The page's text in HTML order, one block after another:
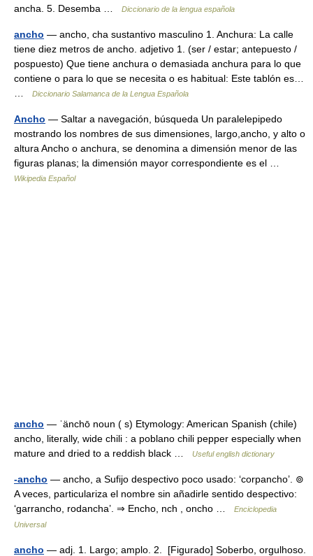
ancha. 5. Desemba …
Diccionario de la lengua española
ancho — ancho, cha sustantivo masculino 1. Anchura: La calle
tiene diez metros de ancho. adjetivo 1. (ser / estar; antepuesto /
pospuesto) Que tiene anchura o demasiada anchura para lo que
contiene o para lo que se necesita o es habitual: Este tablón es…
Diccionario Salamanca de la Lengua Española
Ancho — Saltar a navegación, búsqueda Un paralelepipedo
mostrando los nombres de sus dimensiones, largo,ancho, y alto o
altura Ancho o anchura, se denomina a dimensión menor de las
figuras planas; la dimensión mayor correspondiente es el …
Wikipedia Español
ancho — ˈänchō noun ( s) Etymology: American Spanish (chile)
ancho, literally, wide chili : a poblano chili pepper especially when
mature and dried to a reddish black …
Useful english dictionary
-ancho — ancho, a Sufijo despectivo poco usado: ‘corpancho’. ⊚
A veces, particulariza el nombre sin añadirle sentido despectivo:
‘garrancho, rodancha’. ⇒ Encho, nch , oncho …
Enciclopedia
Universal
ancho — adj. 1. Largo; amplo. 2. [Figurado] Soberbo, orgulhoso.